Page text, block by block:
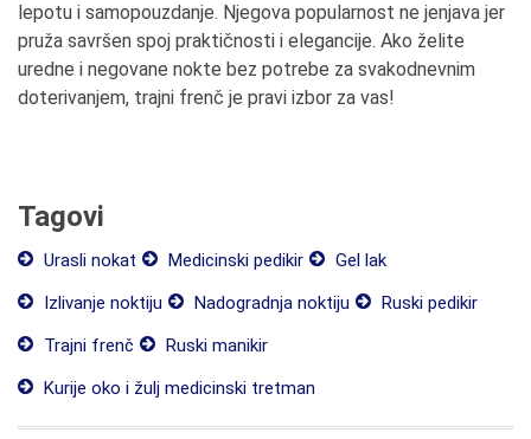
lepotu i samopouzdanje. Njegova popularnost ne jenjava jer
pruža savršen spoj praktičnosti i elegancije. Ako želite
uredne i negovane nokte bez potrebe za svakodnevnim
doterivanjem, trajni frenč je pravi izbor za vas!
Tagovi
Urasli nokat Medicinski pedikir
Gel lak
Izlivanje noktiju
Nadogradnja noktiju
Ruski pedikir
Trajni frenč
Ruski manikir
Kurije oko i žulj medicinski tretman